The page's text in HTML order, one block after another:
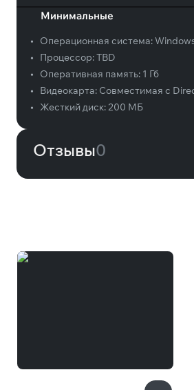
Минимальные
• Операционная система:
•
Процессор:TBD
•
Оперативная память: 1 Гб
•
Видеокарта: Совместимая с
•
Жесткий диск:200 МБ
Отзывы0